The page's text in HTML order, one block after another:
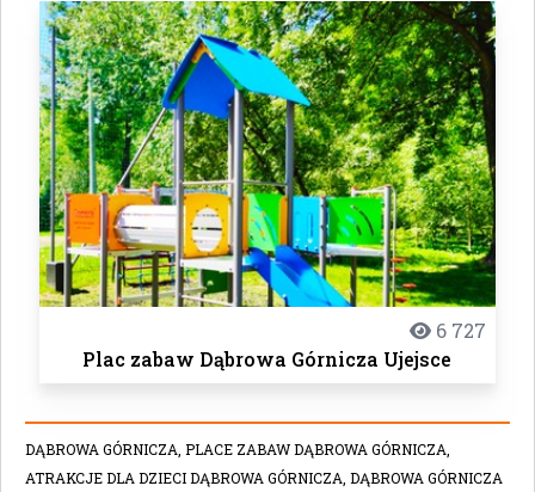
6 727
Plac zabaw Dąbrowa Górnicza Ujejsce
DĄBROWA GÓRNICZA, PLACE ZABAW DĄBROWA GÓRNICZA,
ATRAKCJE DLA DZIECI DĄBROWA GÓRNICZA, DĄBROWA GÓRNICZA